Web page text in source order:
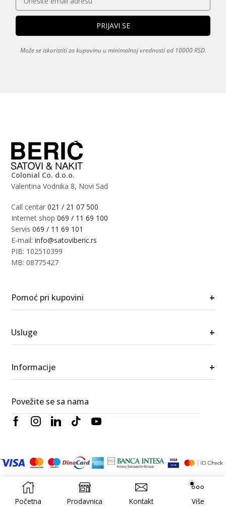
Početna Prodavnica Kontakt Više
Može se iskoristiti za kupovinu u minimalnoj vrednosti od 10000 RSD.
Colonial Co. d.o.o.
Valentina Vodnika 8, Novi Sad
Call centar021 / 21 07 500
Internet shop069 / 11 69 100
Servis069 / 11 69 101
E-mail:info@satoviberic.rs
PIB: 102510399
MB: 08775427
Pomoć pri kupovini +
Usluge +
Informacije +
Povežite se sa nama
© 2026 Berić satovi i nakit. Sva prava zadržana.
Izrada
RedWood
Digital